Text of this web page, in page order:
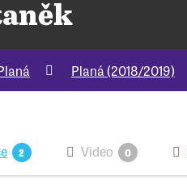
Planá (2018/2019)
2 Video 0